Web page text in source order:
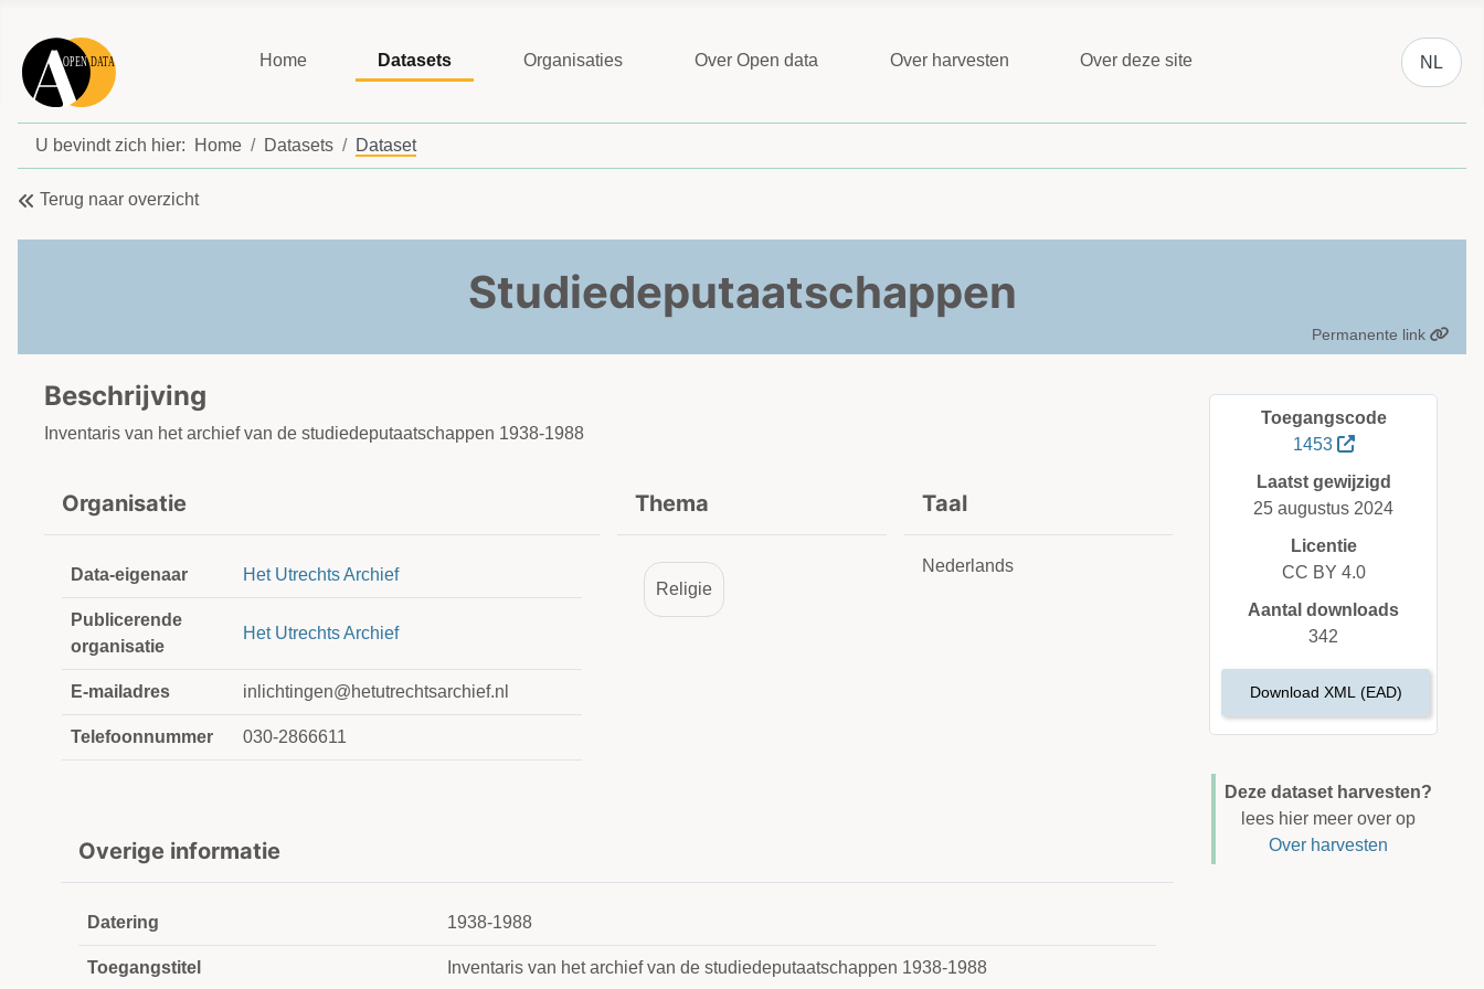
Home Datasets Organisaties Over Open data Over harvesten Over deze site
Selecteer
NL
U bevindt zich hier: Home Datasets Dataset
Terug naar overzicht
Studiedeputaatschappen
Permanente link
Beschrijving
Inventaris van het archief van de studiedeputaatschappen 1938-1988
Organisatie
Data-eigenaar Het Utrechts Archief
Publicerende
organisatie
Het Utrechts Archief
E-mailadres inlichtingen@hetutrechtsarchief.nl
Telefoonnummer 030-2866611
Thema
Religie
Taal
Nederlands
Overige informatie
Datering 1938-1988
Toegangstitel Inventaris van het archief van de studiedeputaatschappen 1938-1988
Toegangscode
1453
Laatst gewijzigd
25 augustus 2024
Licentie
CC BY 4.0
Aantal downloads
342
Download XML (EAD)
Deze dataset harvesten?
lees hier meer over op
Over harvesten